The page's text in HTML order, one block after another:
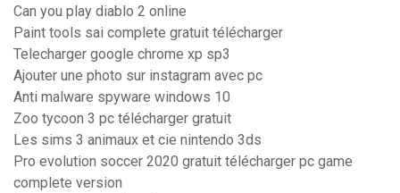
Can you play diablo 2 online
Paint tools sai complete gratuit télécharger
Telecharger google chrome xp sp3
Ajouter une photo sur instagram avec pc
Anti malware spyware windows 10
Zoo tycoon 3 pc télécharger gratuit
Les sims 3 animaux et cie nintendo 3ds
Pro evolution soccer 2020 gratuit télécharger pc game
complete version